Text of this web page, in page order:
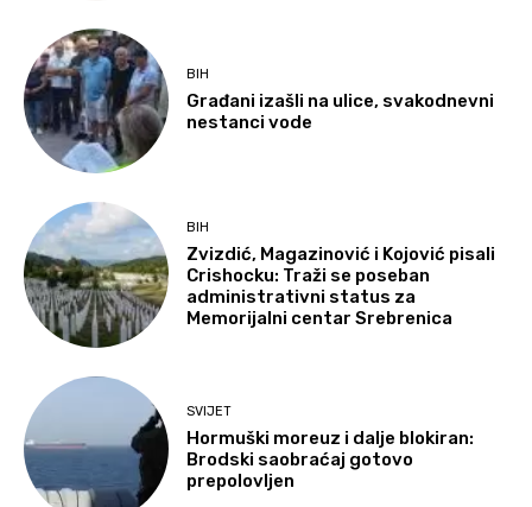
BIH
Građani izašli na ulice, svakodnevni
nestanci vode
BIH
Zvizdić, Magazinović i Kojović pisali
Crishocku: Traži se poseban
administrativni status za
Memorijalni centar Srebrenica
SVIJET
Hormuški moreuz i dalje blokiran:
Brodski saobraćaj gotovo
prepolovljen